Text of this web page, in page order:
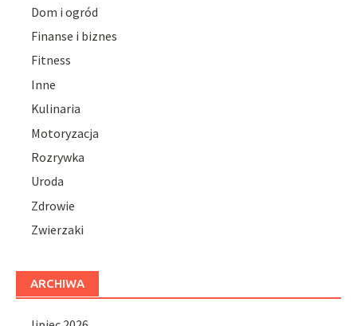
Dom i ogród
Finanse i biznes
Fitness
Inne
Kulinaria
Motoryzacja
Rozrywka
Uroda
Zdrowie
Zwierzaki
ARCHIWA